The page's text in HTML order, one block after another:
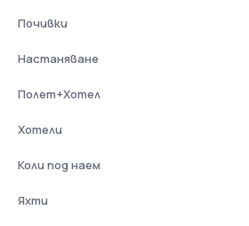
Почивки
Настаняване
Полет+Хотел
Хотели
Коли под наем
Яхти